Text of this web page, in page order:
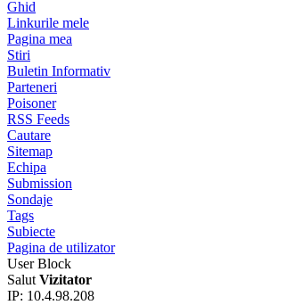
Ghid
Linkurile mele
Pagina mea
Stiri
Buletin Informativ
Parteneri
Poisoner
RSS Feeds
Cautare
Sitemap
Echipa
Submission
Sondaje
Tags
Subiecte
Pagina de utilizator
User Block
Salut Vizitator
IP: 10.4.98.208